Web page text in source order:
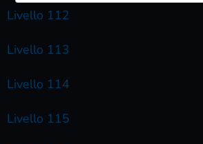
Livello 112
Livello 113
Livello 114
Livello 115